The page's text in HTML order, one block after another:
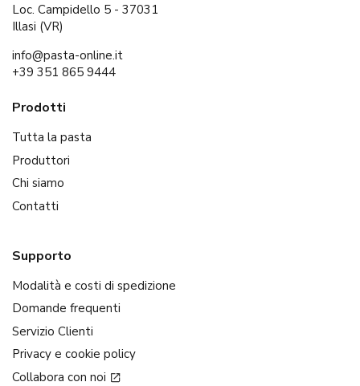
Loc. Campidello 5 - 37031
Illasi (VR)
info@pasta-online.it
+39 351 865 9444
Prodotti
Tutta la pasta
Produttori
Chi siamo
Contatti
Supporto
Modalità e costi di spedizione
Domande frequenti
Servizio Clienti
Privacy e cookie policy
Collabora con noi